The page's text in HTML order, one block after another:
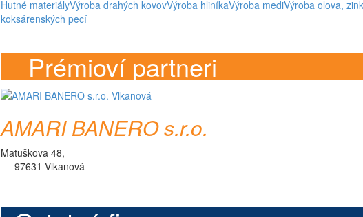
Hutné materiályVýroba drahých kovovVýroba hliníkaVýroba mediVýroba olova,
koksárenských pecí
Prémioví partneri
AMARI BANERO s.r.o.
Matuškova 48,
97631 Vlkanová